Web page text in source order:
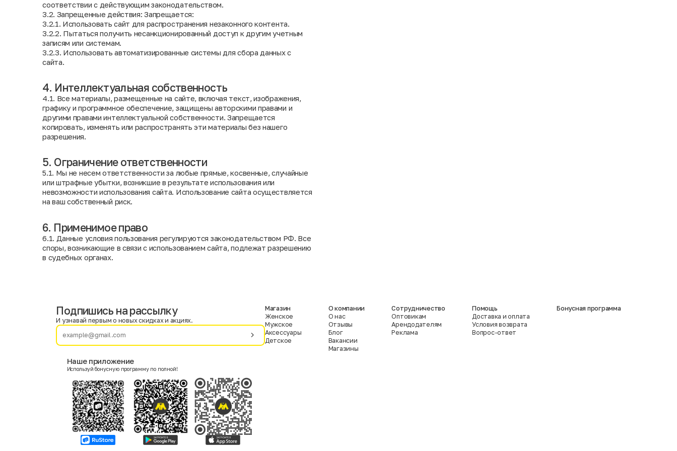
соответствии с действующим законодательством.
3.2. Запрещенные действия: Запрещается:
3.2.1. Использовать сайт для распространения незаконного контента.
3.2.2. Пытаться получить несанкционированный доступ к другим учетным
записям или системам.
3.2.3. Использовать автоматизированные системы для сбора данных с
сайта.
4. Интеллектуальная собственность
4.1. Все материалы, размещенные на сайте, включая текст, изображения,
графику и программное обеспечение, защищены авторскими правами и
другими правами интеллектуальной собственности. Запрещается
копировать, изменять или распространять эти материалы без нашего
разрешения.
5. Ограничение ответственности
5.1. Мы не несем ответственности за любые прямые, косвенные, случайные
или штрафные убытки, возникшие в результате использования или
невозможности использования сайта. Использование сайта осуществляется
на ваш собственный риск.
6. Применимое право
6.1. Данные условия пользования регулируются законодательством РФ. Все
споры, возникающие в связи с использованием сайта, подлежат разрешению
в судебных органах.
Фамилия
Женский
Согласие на получение чеков по электронной почте
Подпишись на рассылку
И узнавай первым о новых скидках и акциях.
Наше приложение
Используй бонусную программу по полной!
Магазин
Женское
Мужское
Аксессуары
Детское
О компании
О нас
Отзывы
Блог
Вакансии
Магазины
Сотрудничество
Оптовикам
Арендодателям
Реклама
Помощь
Доставка и оплата
Условия возврата
Вопрос-ответ
Бонусная программа